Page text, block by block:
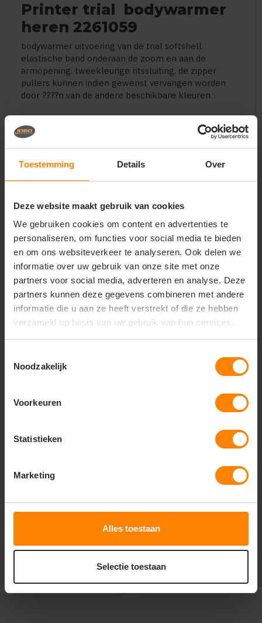
Toestemming Details Over
Deze website maakt gebruik van cookies
We gebruiken cookies om content en advertenties te
personaliseren, om functies voor social media te bieden
en om ons websiteverkeer te analyseren. Ook delen we
informatie over uw gebruik van onze site met onze
partners voor social media, adverteren en analyse. Deze
partners kunnen deze gegevens combineren met andere
informatie die u aan ze heeft verstrekt of die ze hebben
verzameld op basis van uw gebruik van hun services.
Noodzakelijk
Voorkeuren
Statistieken
Marketing
Alles toestaan
Selectie toestaan
Printer trial bodywarmer
heren 2261059
bodywarmer uitvoering van de trial softshell.
elastische band onderaan de zoom en aan de
armopening. tweekleurige ritssluiting. de zipper
pullers kunnen indien gewenst vervangen worden
door ????n van de andere beschikbare kleuren.
op met onze
klantenservice
call +31(0)418 511 972
mail info@jobopromotions.nl
store Bezoek onze showroom:
Provincialeweg 59 - Velddriel
Dit vind je misschien ook leuk
Items van productcarrousel
printer trial softshell
De beoordeling van dit product is5van de 5
Snelle levering (tot binnen 48u)
7745
printer trial softshell
jas dames 2261045
De beoordeling van dit
Meer stuks = meer korting
Gratis digitale proefdruk
6777